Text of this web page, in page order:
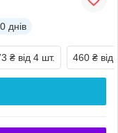
днів
₴ від 4 шт. 460 ₴ від